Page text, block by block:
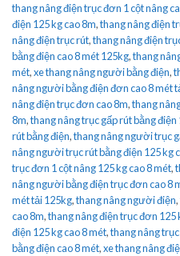
thang nâng điện trục đơn 1 cột nâng
điện 125 kg cao 8m,thang nâng điện
nâng điện trục rút,thang nâng điện
bằng điện cao 8 mét 125kg,thang
mét,xe thang nâng người bằng điện,
nâng người bằng điện đơn cao 8 mét
nâng điện trục đơn cao 8m,thang
8m,thang nâng trục gấp rút bằng điện
rút bằng điện,thang nâng người trục
nâng người trục rút bằng điện 125 kg
trục đơn 1 cột nâng 125 kg cao 8 mét,
nâng người bằng điện trục đơn cao 8
mét tải 125kg,thang nâng người điện,
cao 8m,thang nâng điện trục đơn 125
điện 125 kg cao 8 mét,thang nâng
bằng điện cao 8 mét,xe thang nâng